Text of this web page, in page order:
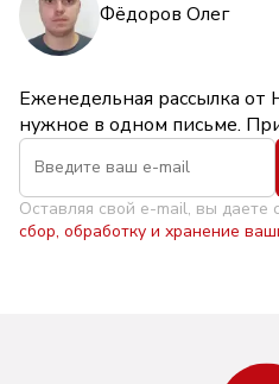
Фёдоров Олег
Еженедельная рассылка от
нужное в одном письме.
Оставляя свой e-mail, вы даете
сбор, обработку и хранение